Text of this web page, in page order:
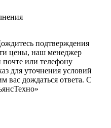
подтверждения
цены, наш менеджер
почте или телефону
для уточнения условий
вас дождаться ответа. С